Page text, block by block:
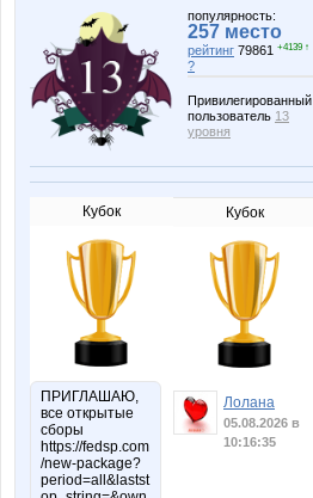
популярность:
257 место
рейтинг 79861 +4139 ↑
?
Привилегированный
пользователь 13
уровня
Кубок
ПРИГЛАШАЮ,
все открытые
сборы
https://fedsp.com
/new-package?
period=all&lastst
Кубок
Лолана
05.08.2026 в
10:16:35